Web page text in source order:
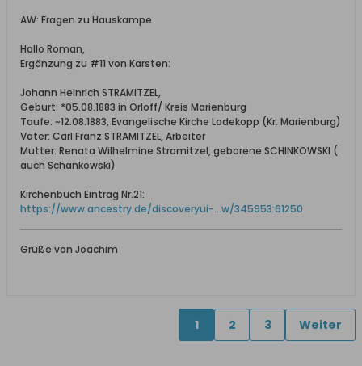
AW: Fragen zu Hauskampe
Hallo Roman,
Ergänzung zu #11 von Karsten:
Johann Heinrich STRAMITZEL,
Geburt: *05.08.1883 in Orloff/ Kreis Marienburg
Taufe: ~12.08.1883, Evangelische Kirche Ladekopp (Kr. Marienburg)
Vater: Carl Franz STRAMITZEL, Arbeiter
Mutter: Renata Wilhelmine Stramitzel, geborene SCHINKOWSKI (
auch Schankowski)
Kirchenbuch Eintrag Nr.21:
https://www.ancestry.de/discoveryui-...w/345953:61250
Grüße von Joachim
1 2 3 Weiter